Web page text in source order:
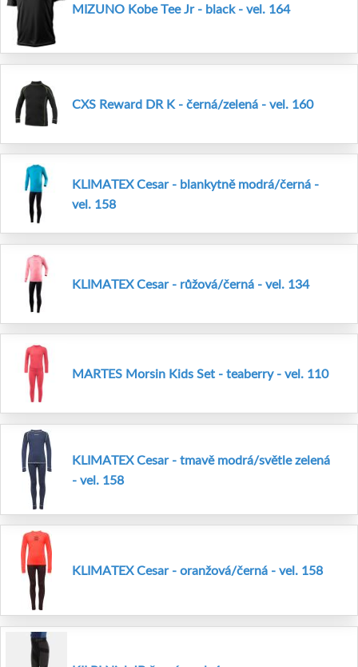
MIZUNO Kobe Tee Jr - black - vel. 164
CXS Reward DR K - černá/zelená - vel. 160
KLIMATEX Cesar - blankytně modrá/černá -
vel. 158
KLIMATEX Cesar - růžová/černá - vel. 134
MARTES Morsin Kids Set - teaberry - vel. 110
KLIMATEX Cesar - tmavě modrá/světle zelená
- vel. 158
KLIMATEX Cesar - oranžová/černá - vel. 158